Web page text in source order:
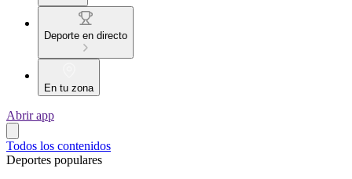
Deporte en directo
En tu zona
Abrir app
Todos los contenidos
Deportes populares